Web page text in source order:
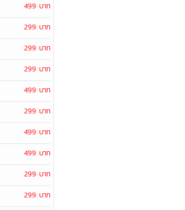
499 บาท
299 บาท
299 บาท
299 บาท
499 บาท
299 บาท
499 บาท
499 บาท
299 บาท
299 บาท